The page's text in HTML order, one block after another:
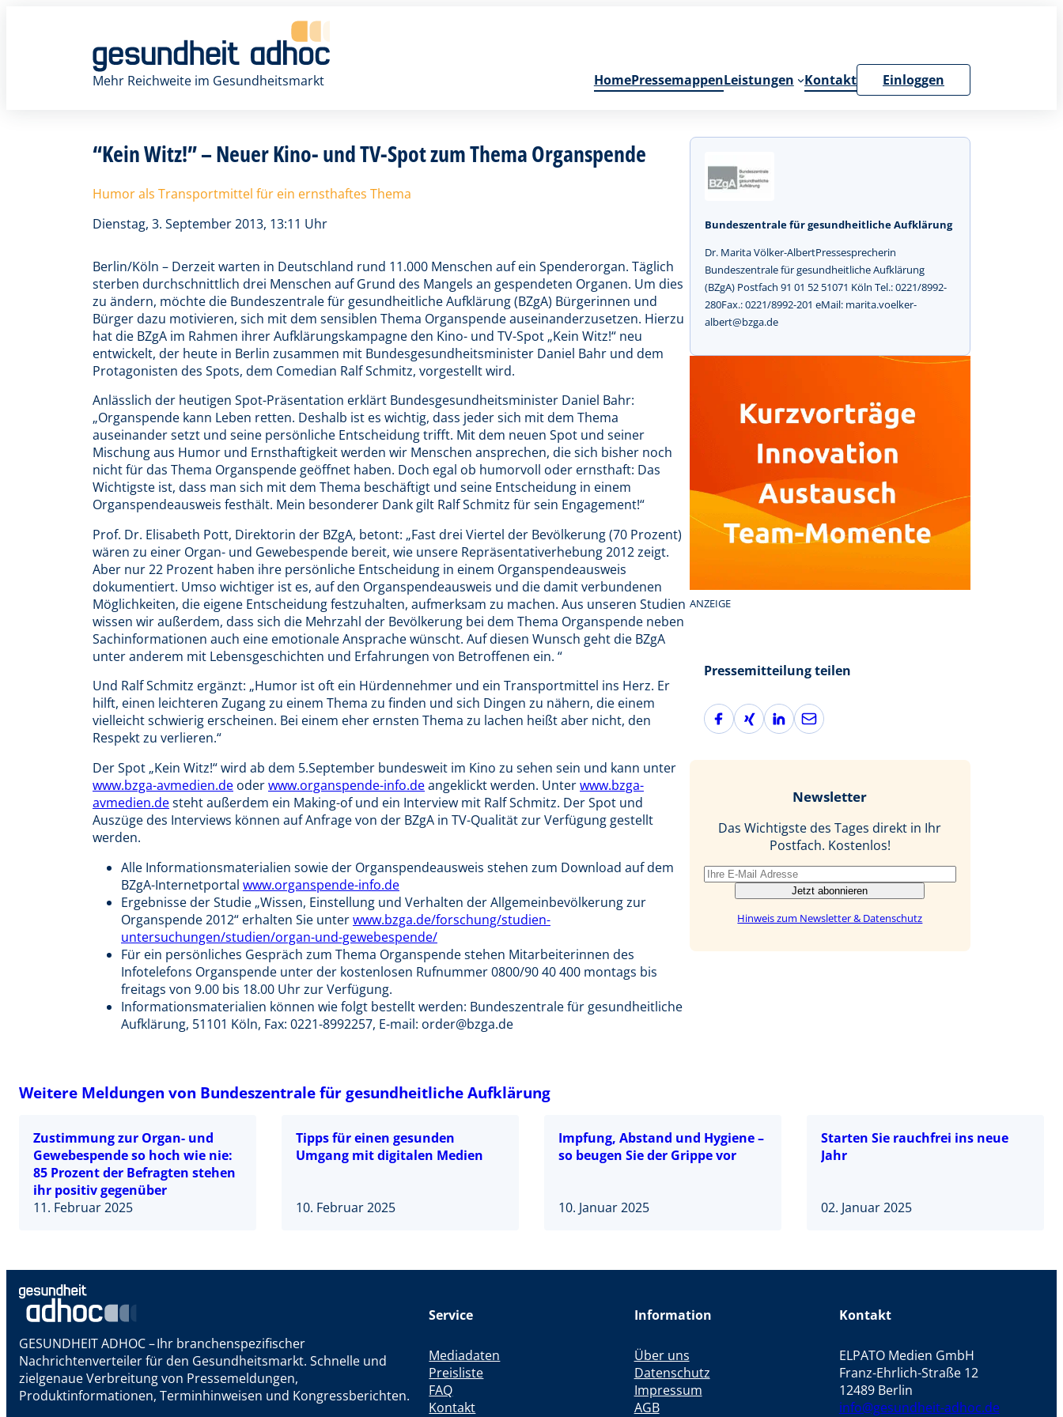
Mehr Reichweite im Gesundheitsmarkt
HomePressemappenLeistungen Kontakt Einloggen
“Kein Witz!” – Neuer Kino- und TV-Spot zum Thema Organspende
Humor als Transportmittel für ein ernsthaftes Thema
Dienstag, 3. September 2013, 13:11 Uhr
Berlin/Köln – Derzeit warten in Deutschland rund 11.000 Menschen auf ein Spenderorgan. Täglich
sterben durchschnittlich drei Menschen auf Grund des Mangels an gespendeten Organen. Um dies
zu ändern, möchte die Bundeszentrale für gesundheitliche Aufklärung (BZgA) Bürgerinnen und
Bürger dazu motivieren, sich mit dem sensiblen Thema Organspende auseinanderzusetzen. Hierzu
hat die BZgA im Rahmen ihrer Aufklärungskampagne den Kino- und TV-Spot „Kein Witz!“ neu
entwickelt, der heute in Berlin zusammen mit Bundesgesundheitsminister Daniel Bahr und dem
Protagonisten des Spots, dem Comedian Ralf Schmitz, vorgestellt wird.
Anlässlich der heutigen Spot-Präsentation erklärt Bundesgesundheitsminister Daniel Bahr:
„Organspende kann Leben retten. Deshalb ist es wichtig, dass jeder sich mit dem Thema
auseinander setzt und seine persönliche Entscheidung trifft. Mit dem neuen Spot und seiner
Mischung aus Humor und Ernsthaftigkeit werden wir Menschen ansprechen, die sich bisher noch
nicht für das Thema Organspende geöffnet haben. Doch egal ob humorvoll oder ernsthaft: Das
Wichtigste ist, dass man sich mit dem Thema beschäftigt und seine Entscheidung in einem
Organspendeausweis festhält. Mein besonderer Dank gilt Ralf Schmitz für sein Engagement!“
Prof. Dr. Elisabeth Pott, Direktorin der BZgA, betont: „Fast drei Viertel der Bevölkerung (70 Prozent)
wären zu einer Organ- und Gewebespende bereit, wie unsere Repräsentativerhebung 2012 zeigt.
Aber nur 22 Prozent haben ihre persönliche Entscheidung in einem Organspendeausweis
dokumentiert. Umso wichtiger ist es, auf den Organspendeausweis und die damit verbundenen
Möglichkeiten, die eigene Entscheidung festzuhalten, aufmerksam zu machen. Aus unseren Studien
wissen wir außerdem, dass sich die Mehrzahl der Bevölkerung bei dem Thema Organspende neben
Sachinformationen auch eine emotionale Ansprache wünscht. Auf diesen Wunsch geht die BZgA
unter anderem mit Lebensgeschichten und Erfahrungen von Betroffenen ein. “
Und Ralf Schmitz ergänzt: „Humor ist oft ein Hürdennehmer und ein Transportmittel ins Herz. Er
hilft, einen leichteren Zugang zu einem Thema zu finden und sich Dingen zu nähern, die einem
vielleicht schwierig erscheinen. Bei einem eher ernsten Thema zu lachen heißt aber nicht, den
Respekt zu verlieren.“
Der Spot „Kein Witz!“ wird ab dem 5.September bundesweit im Kino zu sehen sein und kann unter
www.bzga-avmedien.de oderwww.organspende-info.deangeklickt werden. Unterwww.bzga-
avmedien.desteht außerdem ein Making-of und ein Interview mit Ralf Schmitz. Der Spot und
Auszüge des Interviews können auf Anfrage von der BZgA in TV-Qualität zur Verfügung gestellt
werden.
Alle Informationsmaterialien sowie der Organspendeausweis stehen zum Download auf dem
BZgA-Internetportal www.organspende-info.de
Ergebnisse der Studie „Wissen, Einstellung und Verhalten der Allgemeinbevölkerung zur
Organspende 2012“ erhalten Sie unterwww.bzga.de/forschung/studien-
untersuchungen/studien/organ-und-gewebespende/
Für ein persönliches Gespräch zum Thema Organspende stehen Mitarbeiterinnen des
Infotelefons Organspende unter der kostenlosen Rufnummer 0800/90 40 400 montags bis
freitags von 9.00 bis 18.00 Uhr zur Verfügung.
Informationsmaterialien können wie folgt bestellt werden: Bundeszentrale für gesundheitliche
Aufklärung, 51101 Köln, Fax: 0221-8992257, E-mail: order@bzga.de
Bundeszentrale für gesundheitliche Aufklärung
Dr. Marita Völker-AlbertPressesprecherin
Bundeszentrale für gesundheitliche Aufklärung
(BZgA) Postfach 91 01 52 51071 Köln Tel.: 0221/8992-
280Fax.: 0221/8992-201 eMail: marita.voelker-
albert@bzga.de
ANZEIGE
Pressemitteilung teilen
F
a
X
i
L
i
n
E
-
l
Newsletter
Das Wichtigste des Tages direkt in Ihr
Postfach. Kostenlos!
Jetzt abonnieren
Hinweis zum Newsletter & Datenschutz
Weitere Meldungen von Bundeszentrale für gesundheitliche Aufklärung
Zustimmung zur Organ- und
Gewebespende so hoch wie nie:
85 Prozent der Befragten stehen
ihr positiv gegenüber
11. Februar 2025
Tipps für einen gesunden
Umgang mit digitalen Medien
10. Februar 2025
Impfung, Abstand und Hygiene –
so beugen Sie der Grippe vor
10. Januar 2025
Starten Sie rauchfrei ins neue
Jahr
02. Januar 2025
GESUNDHEIT ADHOC – Ihr branchenspezifischer
Nachrichtenverteiler für den Gesundheitsmarkt. Schnelle und
zielgenaue Verbreitung von Pressemeldungen,
Produktinformationen, Terminhinweisen und Kongressberichten.
Service
Mediadaten
Preisliste
FAQ
Kontakt
Information
Über uns
Datenschutz
Impressum
AGB
Kontakt
ELPATO Medien GmbH
Franz-Ehrlich-Straße 12
12489 Berlin
info@gesundheit-adhoc.de